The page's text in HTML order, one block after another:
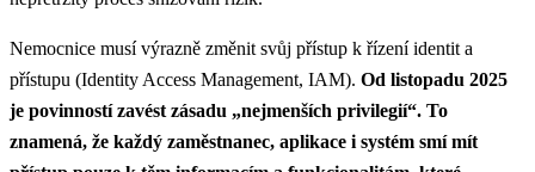
Nemocnice musí výrazně změnit svůj přístup k řízení identit a
přístupu (Identity Access Management, IAM). Od listopadu 2025
je povinností zavést zásadu „nejmenších privilegií“. To
znamená, že každý zaměstnanec, aplikace i systém smí mít